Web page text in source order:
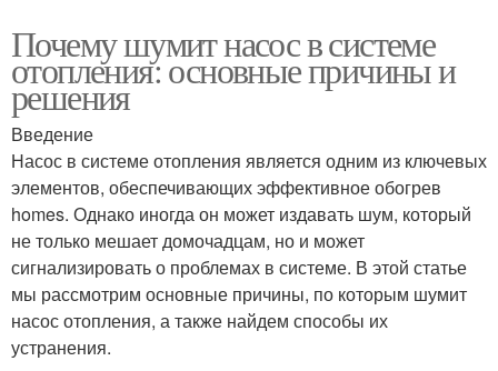
Почему шумит насос в системе
отопления: основные причины и
решения
Введение
Насос в системе отопления является одним из ключевых
элементов, обеспечивающих эффективное обогрев
homes. Однако иногда он может издавать шум, который
не только мешает домочадцам, но и может
сигнализировать о проблемах в системе. В этой статье
мы рассмотрим основные причины, по которым шумит
насос отопления, а также найдем способы их
устранения.